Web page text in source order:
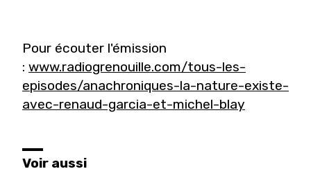
Pour écouter l'émission
: www.radiogrenouille.com/tous-les-
episodes/anachroniques-la-nature-existe-
avec-renaud-garcia-et-michel-blay
Voir aussi